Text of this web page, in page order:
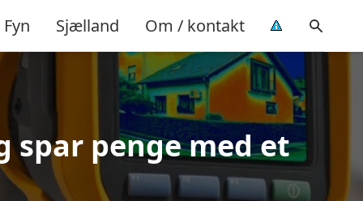
Fyn Sjælland Om / kontakt
spar penge med et